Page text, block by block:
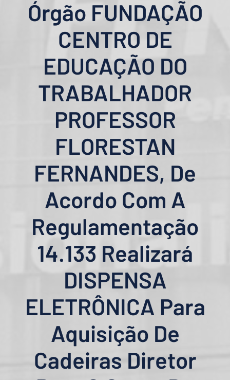
Órgão FUNDAÇÃO
CENTRO DE
EDUCAÇÃO DO
TRABALHADOR
PROFESSOR
FLORESTAN
FERNANDES, De
Acordo Com A
Regulamentação
14.133 Realizará
DISPENSA
ELETRÔNICA Para
Aquisição De
Cadeiras Diretor